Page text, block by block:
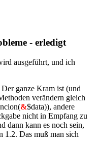
- erledigt
ausgeführt, und ich
ganze Kram ist (und
verändern gleich
&$data)), andere
nicht in Empfang zu
dann kann es noch sein,
1.2. Das muß man sich